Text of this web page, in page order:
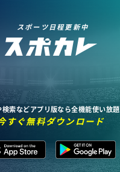
スポーツ日程更新中
検索などアプリ版なら全機能使い放題
すぐ無料ダウンロード